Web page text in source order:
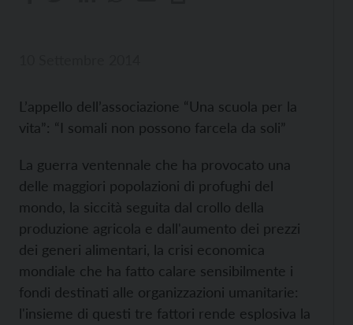
L’appello dell’associazione “Una scuola per la
vita”: “I somali non possono farcela da soli”
La guerra ventennale che ha provocato una
delle maggiori popolazioni di profughi del
mondo, la siccità seguita dal crollo della
produzione agricola e dall'aumento dei prezzi
dei generi alimentari, la crisi economica
mondiale che ha fatto calare sensibilmente i
fondi destinati alle organizzazioni umanitarie:
l'insieme di questi tre fattori rende esplosiva la